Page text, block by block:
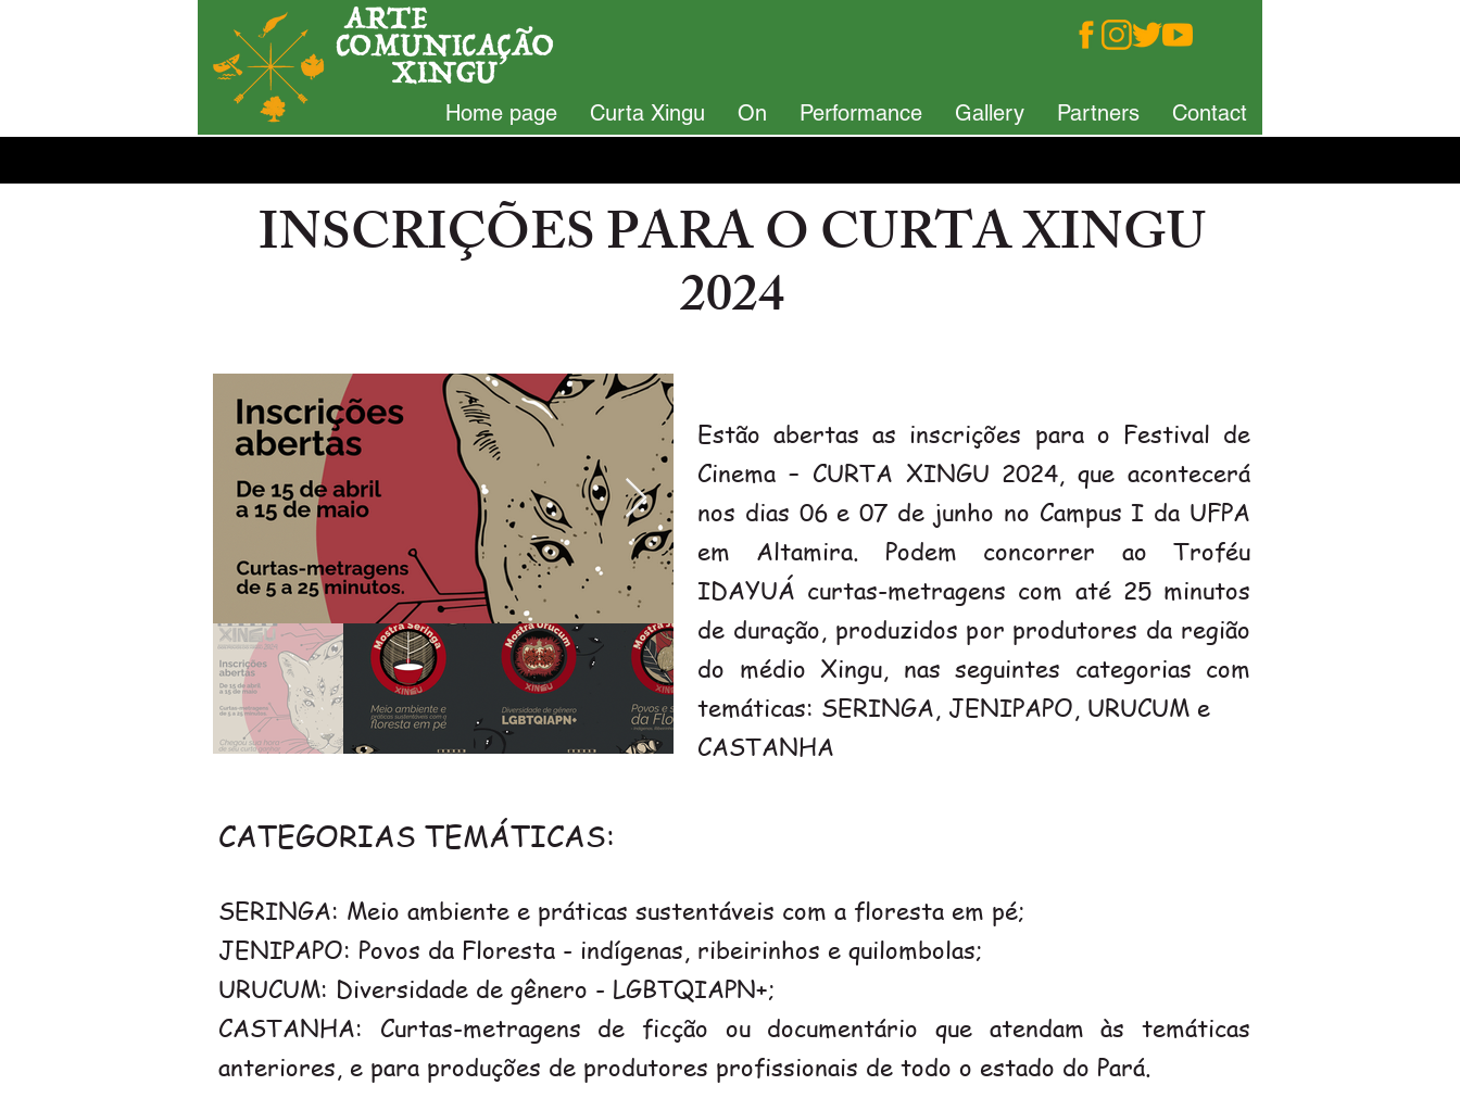
Home page Curta Xingu On Performance Gallery Partners Contact
INSCRIÇÕES PARA O CURTA XINGU
2024
Estão abertas as inscrições para o Festival de
Cinema – CURTA XINGU 2024, que acontecerá
nos dias 06 e 07 de junho no Campus I da UFPA
em Altamira. Podem concorrer ao Troféu
IDAYUÁ curtas-metragens com até 25 minutos
de duração, produzidos por produtores da região
do médio Xingu, nas seguintes categorias com
temáticas: SERINGA, JENIPAPO, URUCUM e
CASTANHA
CATEGORIAS TEMÁTICAS:
SERINGA: Meio ambiente e práticas sustentáveis com a floresta em pé;
JENIPAPO: Povos da Floresta - indígenas, ribeirinhos e quilombolas;
URUCUM: Diversidade de gênero - LGBTQIAPN+;
CASTANHA: Curtas-metragens de ficção ou documentário que atendam às temáticas
anteriores, e para produções de produtores profissionais de todo o estado do Pará.